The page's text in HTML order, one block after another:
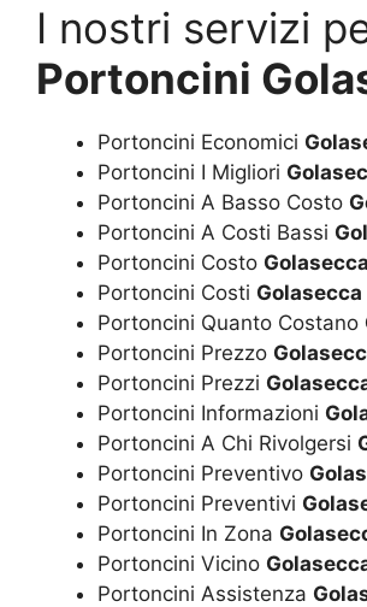
I nostri servizi
Portoncini
Portoncini Economici
Portoncini I Migliori
Portoncini A Basso Costo
Portoncini A Costi Bassi
Portoncini Costo Golasecca
Portoncini Costi Golasecca
Portoncini Quanto Costano
Portoncini Prezzo
Portoncini Prezzi
Portoncini Informazioni
Portoncini A Chi Rivolgersi
Portoncini Preventivo
Portoncini Preventivi
Portoncini In Zona
Portoncini Vicino
Portoncini Assistenza